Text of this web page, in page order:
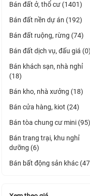
Bán đất ở, thổ cư (1401)
Bán đất nền dự án (192)
Bán đất ruộng, rừng (74)
Bán đất dịch vụ, đấu giá (0)
Bán khách sạn, nhà nghỉ
(18)
Bán kho, nhà xưởng (18)
Bán cửa hàng, kiot (24)
Bán tòa chung cư mini (95)
Bán trang trại, khu nghỉ
dưỡng (6)
Bán bất động sản khác